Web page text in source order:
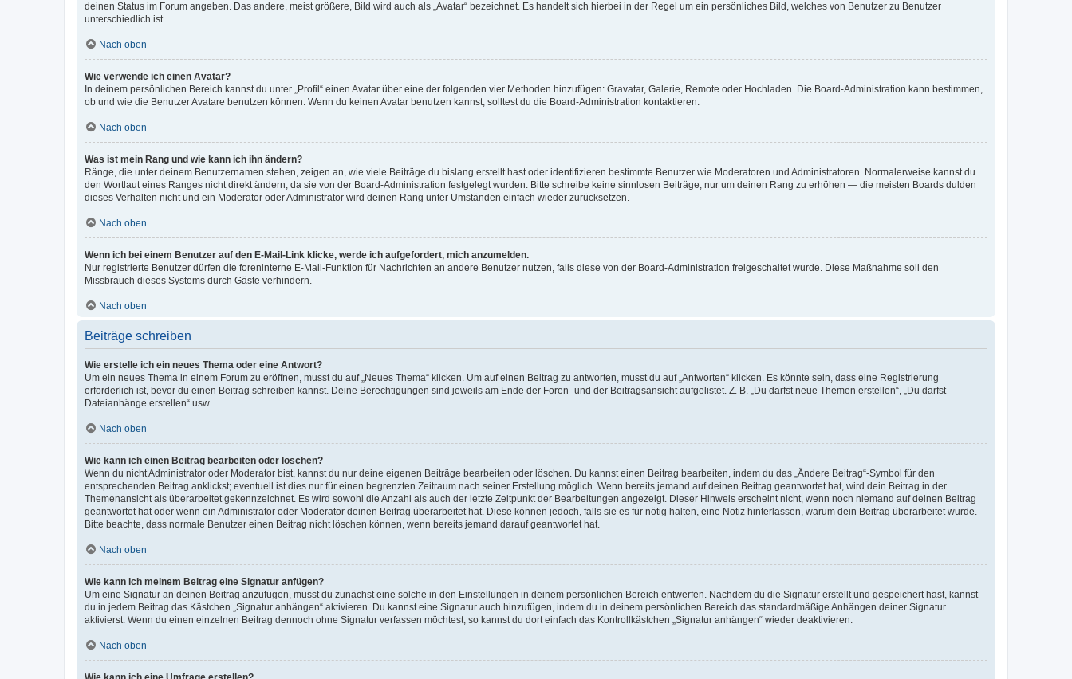
deinen Status im Forum angeben. Das andere, meist größere, Bild wird auch als „Avatar“ bezeichnet. Es handelt sich hierbei in der Regel um ein persönliches Bild, welches von Benutzer zu Benutzer
unterschiedlich ist.
Nach oben
Wie verwende ich einen Avatar?
In deinem persönlichen Bereich kannst du unter „Profil“ einen Avatar über eine der folgenden vier Methoden hinzufügen: Gravatar, Galerie, Remote oder Hochladen. Die Board-Administration kann bestimmen,
ob und wie die Benutzer Avatare benutzen können. Wenn du keinen Avatar benutzen kannst, solltest du die Board-Administration kontaktieren.
Nach oben
Was ist mein Rang und wie kann ich ihn ändern?
Ränge, die unter deinem Benutzernamen stehen, zeigen an, wie viele Beiträge du bislang erstellt hast oder identifizieren bestimmte Benutzer wie Moderatoren und Administratoren. Normalerweise kannst du
den Wortlaut eines Ranges nicht direkt ändern, da sie von der Board-Administration festgelegt wurden. Bitte schreibe keine sinnlosen Beiträge, nur um deinen Rang zu erhöhen — die meisten Boards dulden
dieses Verhalten nicht und ein Moderator oder Administrator wird deinen Rang unter Umständen einfach wieder zurücksetzen.
Nach oben
Wenn ich bei einem Benutzer auf den E-Mail-Link klicke, werde ich aufgefordert, mich anzumelden.
Nur registrierte Benutzer dürfen die foreninterne E-Mail-Funktion für Nachrichten an andere Benutzer nutzen, falls diese von der Board-Administration freigeschaltet wurde. Diese Maßnahme soll den
Missbrauch dieses Systems durch Gäste verhindern.
Nach oben
Beiträge schreiben
Wie erstelle ich ein neues Thema oder eine Antwort?
Um ein neues Thema in einem Forum zu eröffnen, musst du auf „Neues Thema“ klicken. Um auf einen Beitrag zu antworten, musst du auf „Antworten“ klicken. Es könnte sein, dass eine Registrierung
erforderlich ist, bevor du einen Beitrag schreiben kannst. Deine Berechtigungen sind jeweils am Ende der Foren- und der Beitragsansicht aufgelistet. Z. B. „Du darfst neue Themen erstellen“, „Du darfst
Dateianhänge erstellen“ usw.
Nach oben
Wie kann ich einen Beitrag bearbeiten oder löschen?
Wenn du nicht Administrator oder Moderator bist, kannst du nur deine eigenen Beiträge bearbeiten oder löschen. Du kannst einen Beitrag bearbeiten, indem du das „Ändere Beitrag“-Symbol für den
entsprechenden Beitrag anklickst; eventuell ist dies nur für einen begrenzten Zeitraum nach seiner Erstellung möglich. Wenn bereits jemand auf deinen Beitrag geantwortet hat, wird dein Beitrag in der
Themenansicht als überarbeitet gekennzeichnet. Es wird sowohl die Anzahl als auch der letzte Zeitpunkt der Bearbeitungen angezeigt. Dieser Hinweis erscheint nicht, wenn noch niemand auf deinen Beitrag
geantwortet hat oder wenn ein Administrator oder Moderator deinen Beitrag überarbeitet hat. Diese können jedoch, falls sie es für nötig halten, eine Notiz hinterlassen, warum dein Beitrag überarbeitet wurde.
Bitte beachte, dass normale Benutzer einen Beitrag nicht löschen können, wenn bereits jemand darauf geantwortet hat.
Nach oben
Wie kann ich meinem Beitrag eine Signatur anfügen?
Um eine Signatur an deinen Beitrag anzufügen, musst du zunächst eine solche in den Einstellungen in deinem persönlichen Bereich entwerfen. Nachdem du die Signatur erstellt und gespeichert hast, kannst
du in jedem Beitrag das Kästchen „Signatur anhängen“ aktivieren. Du kannst eine Signatur auch hinzufügen, indem du in deinem persönlichen Bereich das standardmäßige Anhängen deiner Signatur
aktivierst. Wenn du einen einzelnen Beitrag dennoch ohne Signatur verfassen möchtest, so kannst du dort einfach das Kontrollkästchen „Signatur anhängen“ wieder deaktivieren.
Nach oben